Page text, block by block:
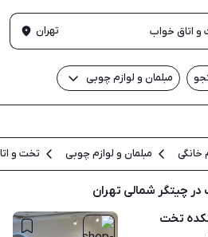
تهران
مبلمان و لوازم چوبی
خانگی مبلمان و لوازم چوبی تخت و
چیتگر شمالی تهران
تخت